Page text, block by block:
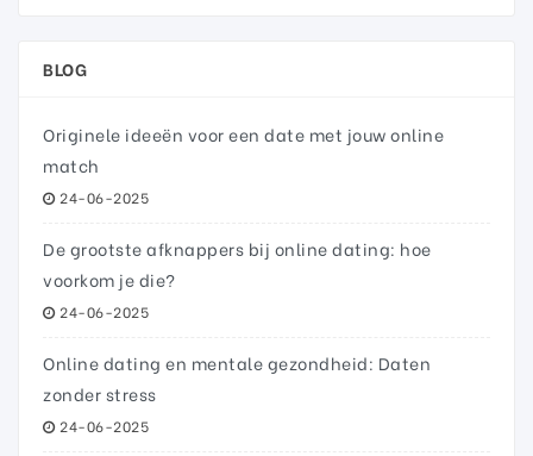
BLOG
Originele ideeën voor een date met jouw online
match
24-06-2025
De grootste afknappers bij online dating: hoe
voorkom je die?
24-06-2025
Online dating en mentale gezondheid: Daten
zonder stress
24-06-2025